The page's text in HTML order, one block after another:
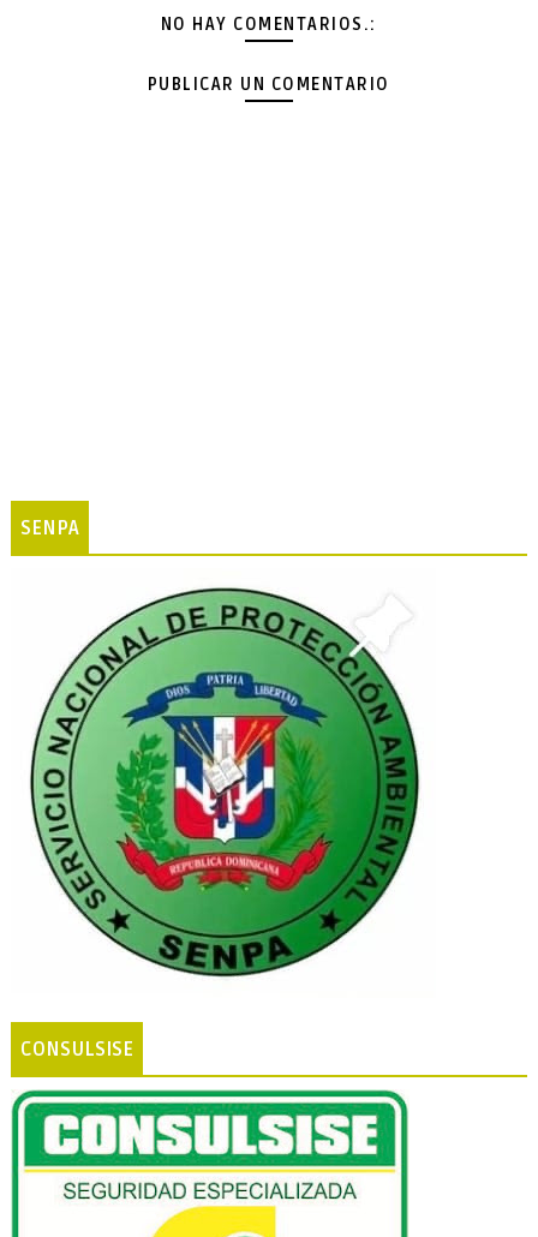
NO HAY COMENTARIOS.:
PUBLICAR UN COMENTARIO
SENPA
CONSULSISE